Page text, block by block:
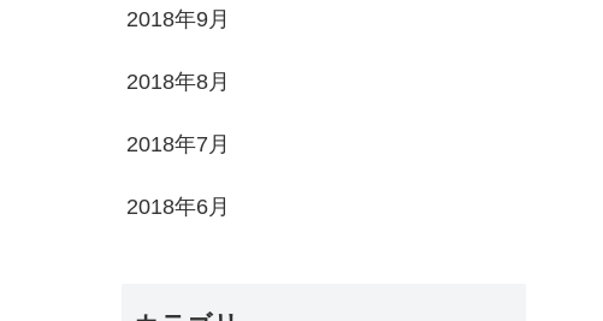
2018年9月
2018年8月
2018年7月
2018年6月